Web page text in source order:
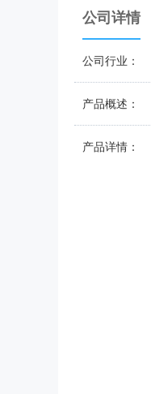
公司详情
公司行业：
产品概述：
产品详情：